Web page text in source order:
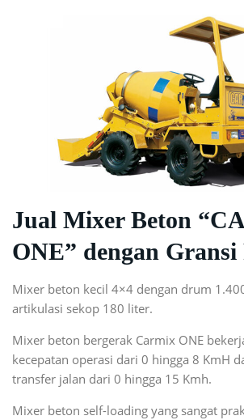
Jual Mixer Beton
ONE” dengan Gransi
Mixer beton kecil 4×4 dengan drum
artikulasi sekop 180 liter.
Mixer beton bergerak Carmix ONE
kecepatan operasi dari 0 hingga 8 KmH
transfer jalan dari 0 hingga 15 Kmh.
Mixer beton self-loading yang sangat